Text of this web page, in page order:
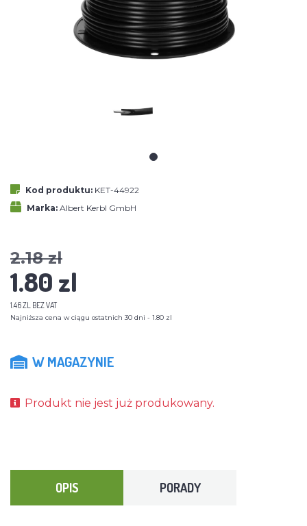
Kod produktu: KET-44922
Marka: Albert Kerbl GmbH
2.18 zl
1.80 zl
1.46 ZL BEZ VAT
Najniższa cena w ciągu ostatnich 30 dni - 1.80 zl
W MAGAZYNIE
Produkt nie jest już produkowany.
OPIS PORADY